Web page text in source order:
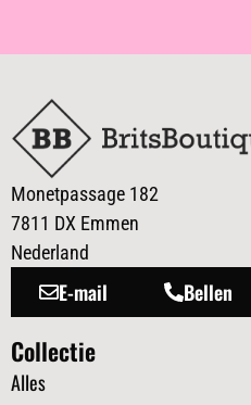
Monetpassage 182
7811 DX Emmen
Nederland
E-mail Bellen
Collectie
Alles